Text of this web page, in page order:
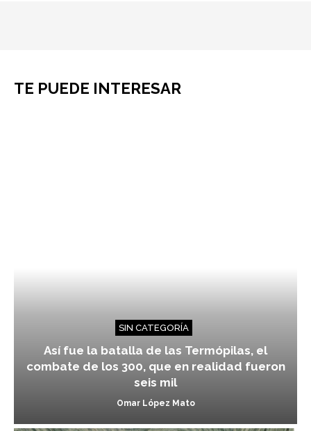
TE PUEDE INTERESAR
SIN CATEGORÍA
Así fue la batalla de las Termópilas, el
combate de los 300, que en realidad fueron
seis mil
Omar López Mato